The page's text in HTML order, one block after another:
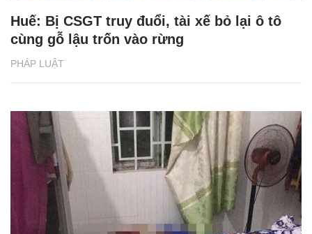
PHÁP LUẬT
Huế: Bị CSGT truy đuổi, tài xế bỏ lại ô tô
cùng gỗ lậu trốn vào rừng